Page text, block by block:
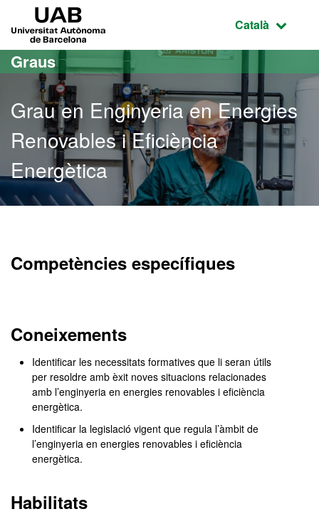
Ves al contingut principal
Ves a la navegació de la pàgina
Idioma
Català
Graus
Grau en Enginyeria en Energies
Renovables i Eficiència
Energètica
Competències específiques
Coneixements
Identificar les necessitats formatives que li seran útils
per resoldre amb èxit noves situacions relacionades
amb l’enginyeria en energies renovables i eficiència
energètica.
Identificar la legislació vigent que regula l’àmbit de
l’enginyeria en energies renovables i eficiència
energètica.
Habilitats